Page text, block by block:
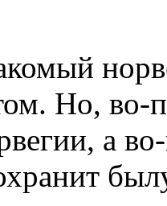
Но, во-
а